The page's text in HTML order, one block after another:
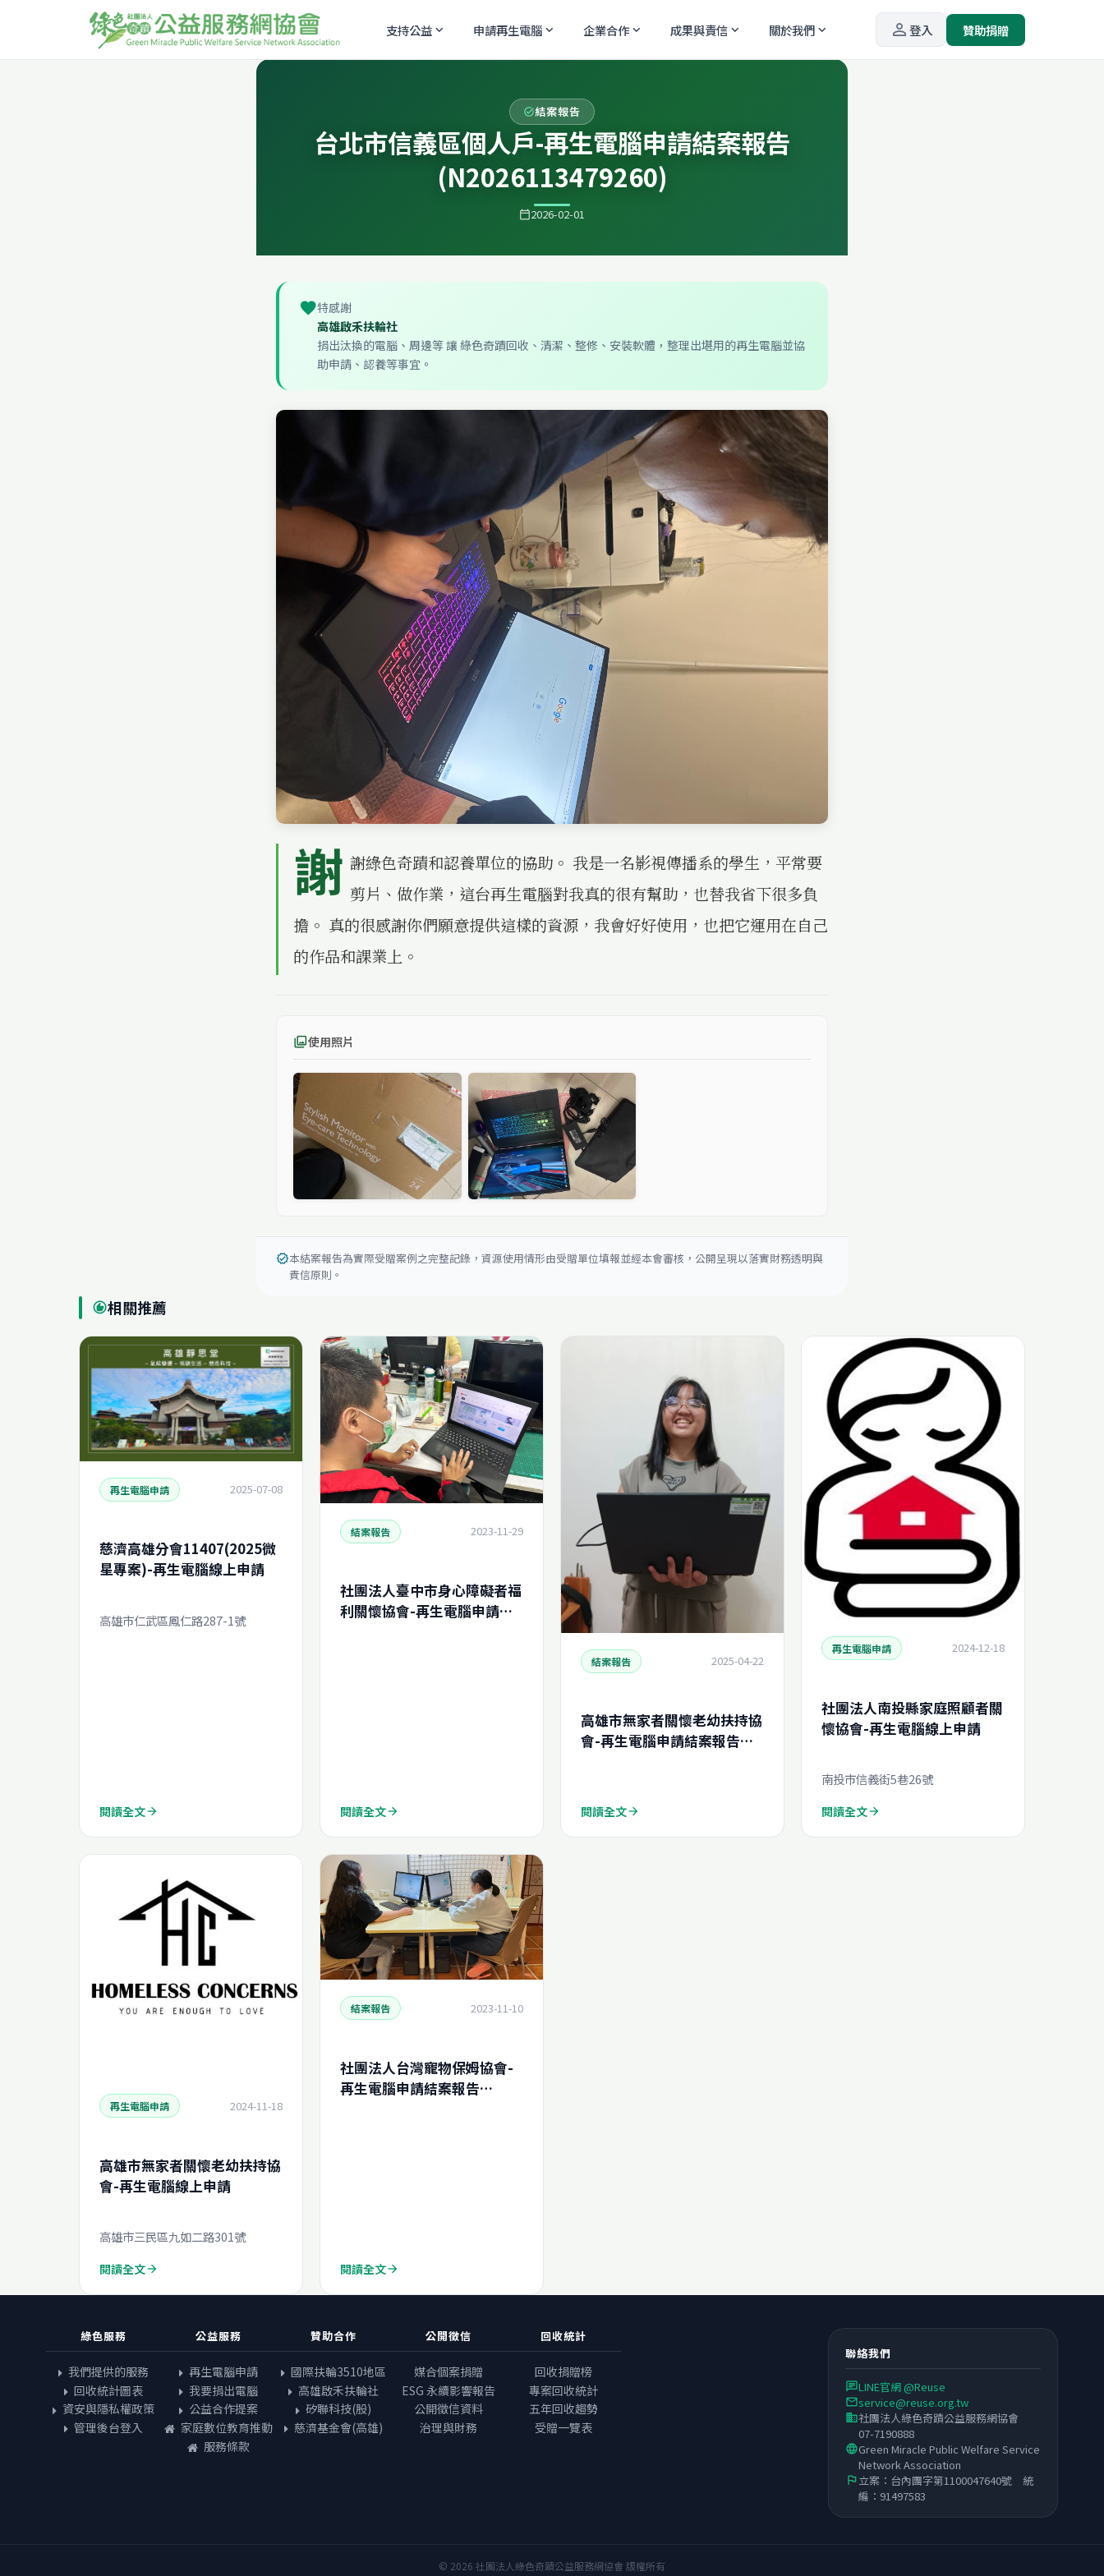
支持公益expand_more 申請再生電腦expand_more 企業合作expand_more 成果與責信expand_more 關於我們expand_more person_outline登入 贊助捐贈
task_alt結案報告
台北市信義區個人戶-再生電腦申請結案報告
(N2026113479260)
calendar_today2026-02-01
favorite特感謝
高雄啟禾扶輪社
捐出汰換的電腦、周邊等 讓 綠色奇蹟回收、清潔、整修、安裝軟體，整理出堪用的再生電腦並協
助申請、認養等事宜。
謝 謝綠色奇蹟和認養單位的協助。 我是一名影視傳播系的學生，平常要
剪片、做作業，這台再生電腦對我真的很有幫助，也替我省下很多負
擔。 真的很感謝你們願意提供這樣的資源，我會好好使用，也把它運用在自己
的作品和課業上。
photo_library使用照片
verified本結案報告為實際受贈案例之完整記錄，資源使用情形由受贈單位填報並經本會審核，公開呈現以落實財務透明與
責信原則。
recommend相關推薦
再生電腦申請 2025-07-08
慈濟高雄分會11407(2025微
星專案)-再生電腦線上申請
高雄市仁武區鳳仁路287-1號
閱讀全文arrow_forward
結案報告 2023-11-29
社團法人臺中市身心障礙者福
利關懷協會-再生電腦申請結
閱讀全文arrow_forward
結案報告 2025-04-22
高雄市無家者關懷老幼扶持協
會-再生電腦申請結案報告
閱讀全文arrow_forward
再生電腦申請 2024-12-18
社團法人南投縣家庭照顧者關
懷協會-再生電腦線上申請
南投市信義街5巷26號
閱讀全文arrow_forward
再生電腦申請 2024-11-18
高雄市無家者關懷老幼扶持協
會-再生電腦線上申請
高雄市三民區九如二路301號
閱讀全文arrow_forward
結案報告 2023-11-10
社團法人台灣寵物保姆協會-
再生電腦申請結案報告
閱讀全文arrow_forward
綠色服務
我們提供的服務
回收統計圖表
資安與隱私權政策
管理後台登入
公益服務
再生電腦申請
我要捐出電腦
公益合作提案
家庭數位教育推動
服務條款
贊助合作
國際扶輪3510地區
高雄啟禾扶輪社
矽聯科技(股)
慈濟基金會(高雄)
公開徵信
媒合個案捐贈
ESG 永續影響報告
公開徵信資料
治理與財務
回收統計
回收捐贈榜
專案回收統計
五年回收趨勢
受贈一覽表
聯絡我們
chatLINE官網 @Reuse
emailservice@reuse.org.tw
business社團法人綠色奇蹟公益服務網協會
07-7190888
languageGreen Miracle Public Welfare Service
Network Association
flag立案：台內團字第1100047640號 統
編：91497583
© 2026 社團法人綠色奇蹟公益服務網協會 版權所有